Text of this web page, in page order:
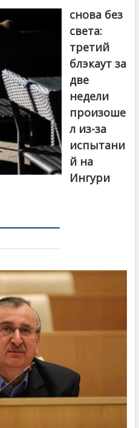
снова без
света:
третий
блэкаут за
две
недели
произоше
л из-за
испытани
й на
Ингури